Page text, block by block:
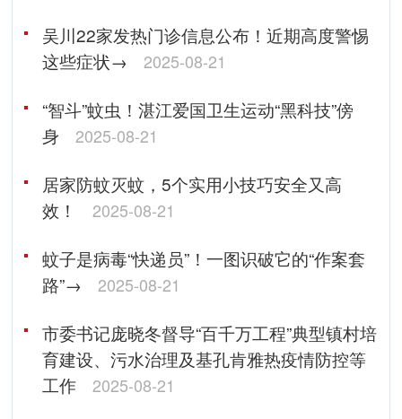
吴川22家发热门诊信息公布！近期高度警惕
这些症状→
2025-08-21
“智斗”蚊虫！湛江爱国卫生运动“黑科技”傍
身
2025-08-21
居家防蚊灭蚊，5个实用小技巧安全又高
效！
2025-08-21
蚊子是病毒“快递员”！一图识破它的“作案套
路”→
2025-08-21
市委书记庞晓冬督导“百千万工程”典型镇村培
育建设、污水治理及基孔肯雅热疫情防控等
工作
2025-08-21